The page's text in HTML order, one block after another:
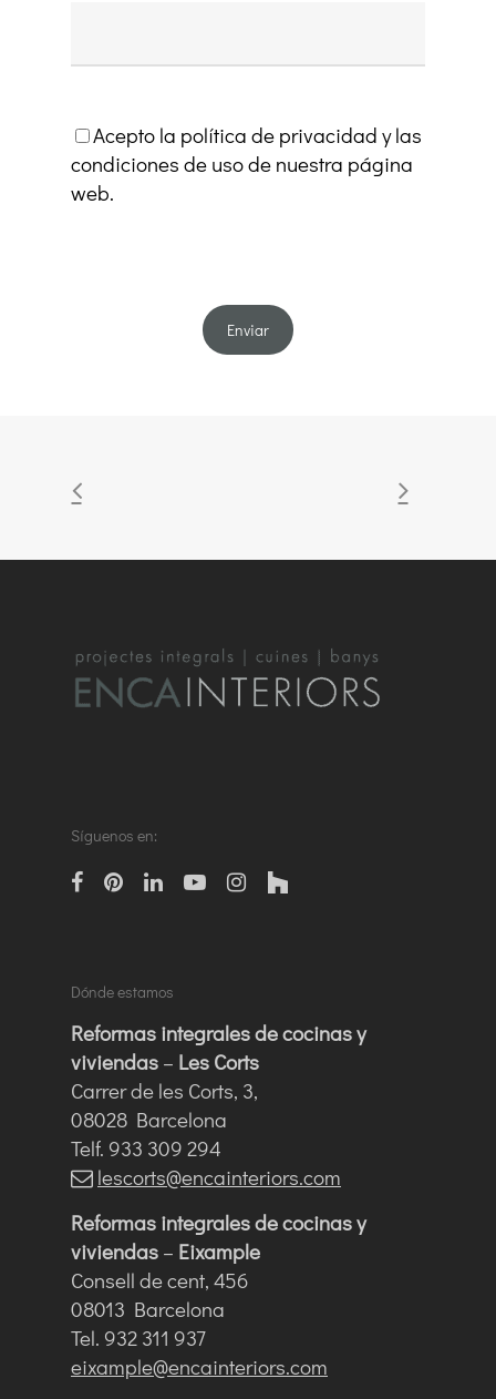
Acepto la política de privacidad y las
condiciones de uso de nuestra página
web.
Síguenos en:
facebook
pinterestlinkedinYoutubeinstagram
houzz
Dónde estamos
Reformas integrales de cocinas y
viviendas – Les Corts
Carrer de les Corts, 3,
08028 Barcelona
Telf. 933 309 294
lescorts@encainteriors.com
Reformas integrales de cocinas y
viviendas – Eixample
Consell de cent, 456
08013 Barcelona
Tel. 932 311 937
eixample@encainteriors.com